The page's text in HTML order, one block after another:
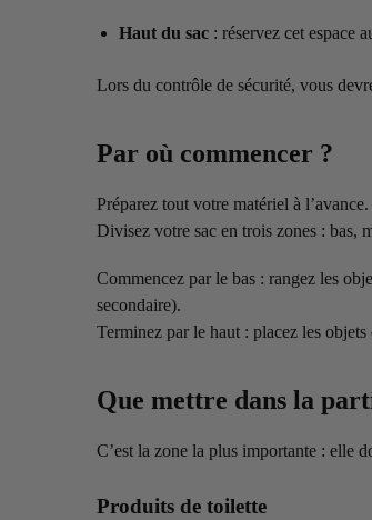
Haut du sac : réservez cet espace
Lors du contrôle de sécurité, vous
Par où commencer ?
Préparez tout votre matériel à
Divisez votre sac en trois zones : bas,
Commencez par le bas : rangez les
secondaire).
Terminez par le haut : placez les
Que mettre dans la
C’est la zone la plus importante : elle
Produits de toilette